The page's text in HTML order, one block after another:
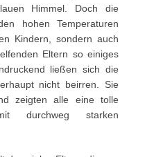
Himmel. Doch die
hohen Temperaturen
Kindern, sondern auch
Eltern so einiges
ließen sich die
nicht beirren. Sie
zeigten alle eine tolle
durchweg starken